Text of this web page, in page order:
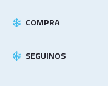
COMPRA
SEGUINOS